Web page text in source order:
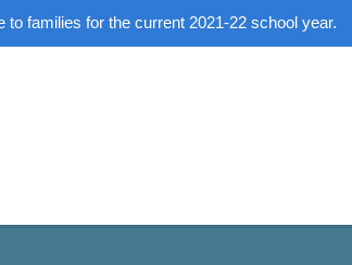
to families for the current 2021-22 school year.